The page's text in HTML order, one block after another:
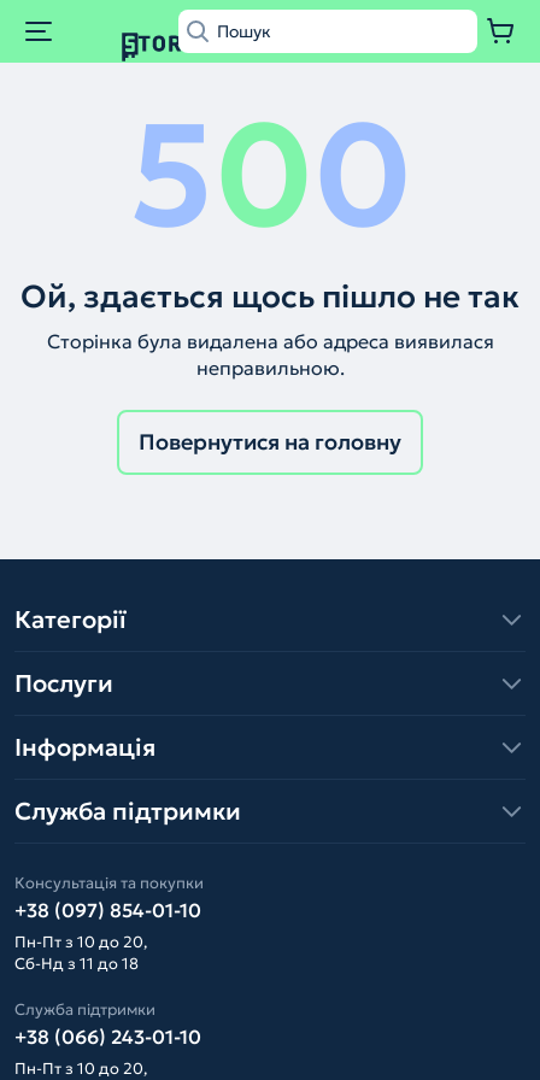
500
Ой, здається щось пішло не так
Сторінка була видалена або адреса виявилася
неправильною.
Повернутися на головну
Категорії
Послуги
Інформація
Служба підтримки
Консультація та покупки
+38 (097) 854-01-10
Пн-Пт з 10 до 20,
Сб-Нд з 11 до 18
Служба підтримки
+38 (066) 243-01-10
Пн-Пт з 10 до 20,